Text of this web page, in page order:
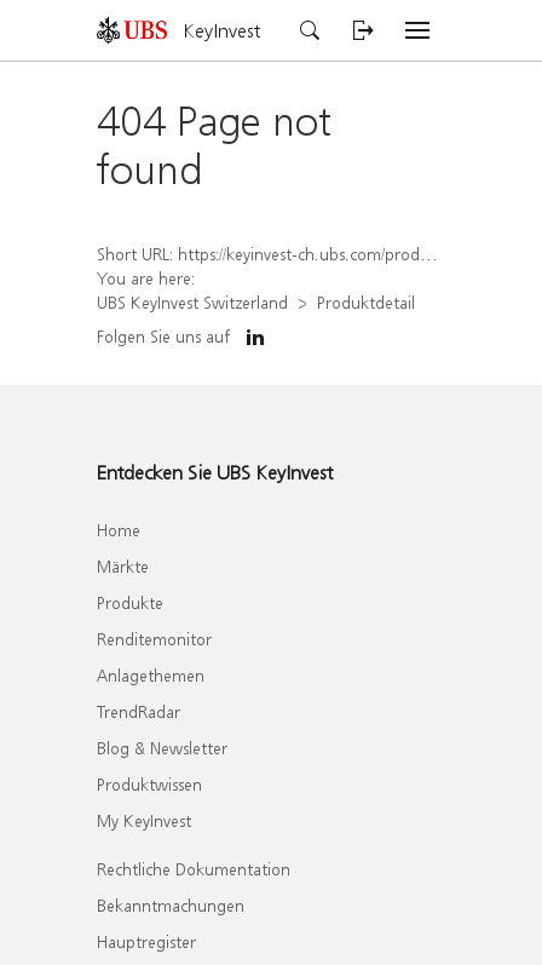
KeyInvest
404 Page not
found
Short URL: https://keyinvest-ch.ubs.com/produkt/detail/index/isin/CH1580426646
You are here:
UBS KeyInvest Switzerland
Produktdetail
Folgen Sie uns auf
Entdecken Sie UBS KeyInvest
Home
Märkte
Produkte
Renditemonitor
Anlagethemen
TrendRadar
Blog & Newsletter
Produktwissen
My KeyInvest
Rechtliche Dokumentation
Bekanntmachungen
Hauptregister